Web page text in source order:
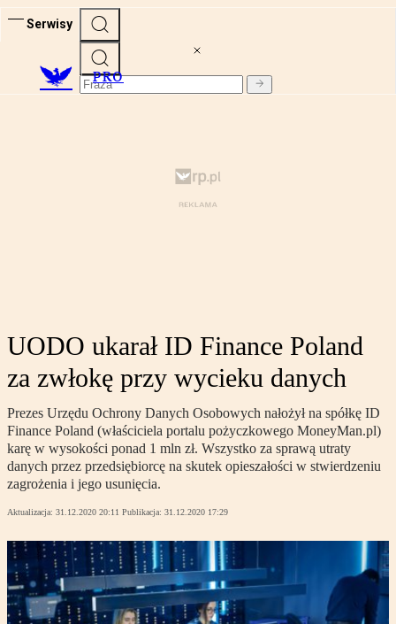
Serwisy
PRO
UODO ukarał ID Finance Poland
za zwłokę przy wycieku danych
Prezes Urzędu Ochrony Danych Osobowych nałożył na spółkę ID
Finance Poland (właściciela portalu pożyczkowego MoneyMan.pl)
karę w wysokości ponad 1 mln zł. Wszystko za sprawą utraty
danych przez przedsiębiorcę na skutek opieszałości w stwierdzeniu
zagrożenia i jego usunięcia.
Aktualizacja: 31.12.2020 20:11 Publikacja: 31.12.2020 17:29